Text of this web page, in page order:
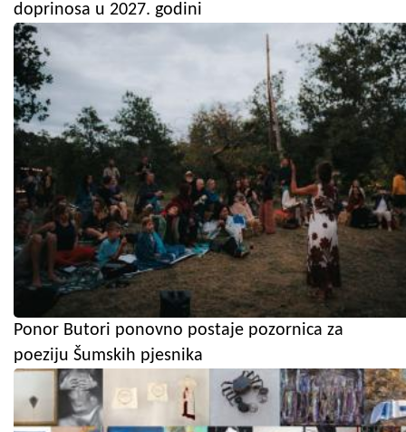
doprinosa u 2027. godini
Ponor Butori ponovno postaje pozornica za
poeziju Šumskih pjesnika